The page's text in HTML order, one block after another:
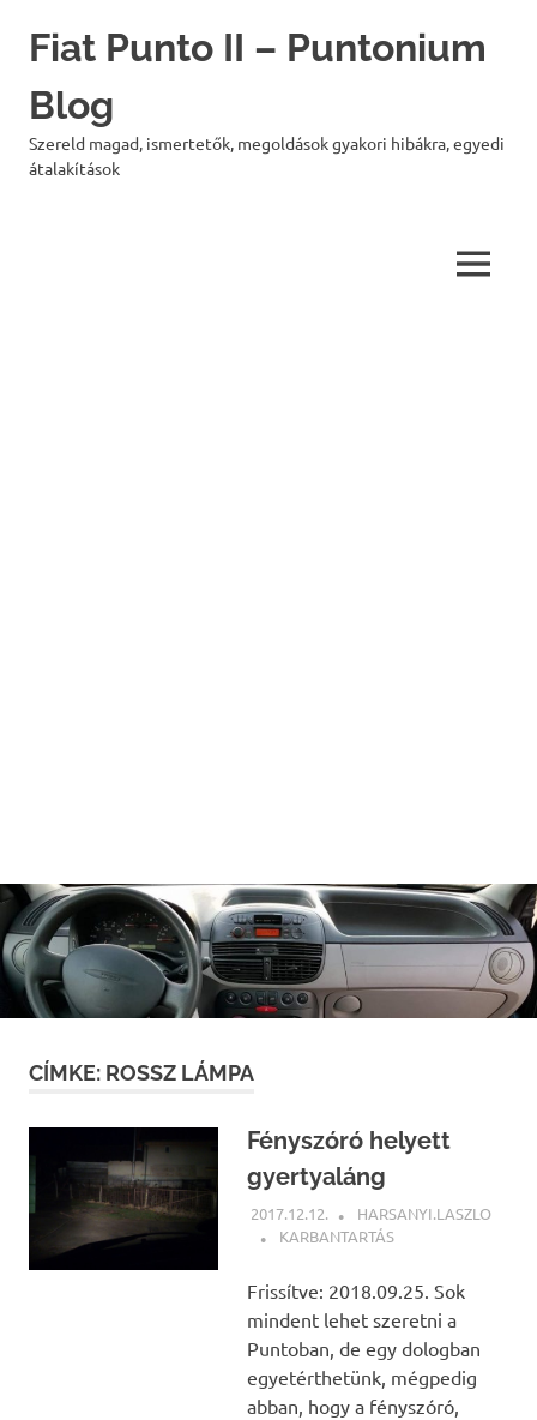
Fiat Punto II – Puntonium
Blog
Szereld magad, ismertetők, megoldások gyakori hibákra, egyedi
átalakítások
MENU
CÍMKE: ROSSZ LÁMPA
Fényszóró helyett
gyertyaláng
2017.12.12.
HARSANYI.LASZLO
KARBANTARTÁS
Frissítve: 2018.09.25. Sok
mindent lehet szeretni a
Puntoban, de egy dologban
egyetérthetünk, mégpedig
abban, hogy a fényszóró,